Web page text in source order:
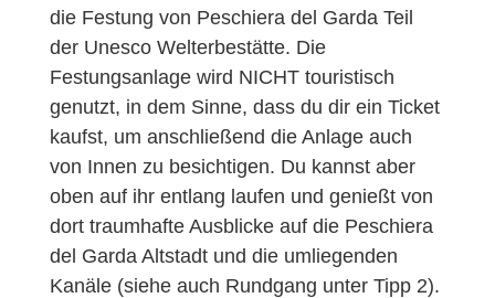
die Festung von Peschiera del Garda Teil
der Unesco Welterbestätte. Die
Festungsanlage wird NICHT touristisch
genutzt, in dem Sinne, dass du dir ein Ticket
kaufst, um anschließend die Anlage auch
von Innen zu besichtigen. Du kannst aber
oben auf ihr entlang laufen und genießt von
dort traumhafte Ausblicke auf die Peschiera
del Garda Altstadt und die umliegenden
Kanäle (siehe auch Rundgang unter Tipp 2).